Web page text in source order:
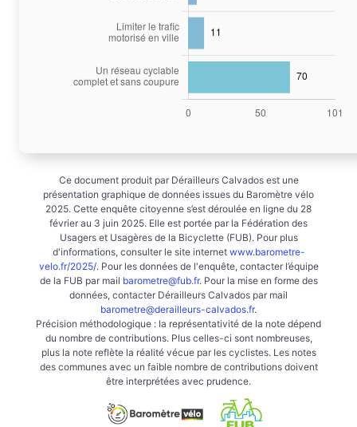
Ce document produit par Dérailleurs Calvados est une
présentation graphique de données issues du Baromètre vélo
2025. Cette enquête citoyenne s’est déroulée en ligne du 28
février au 3 juin 2025. Elle est portée par la Fédération des
Usagers et Usagères de la Bicyclette (FUB). Pour plus
d'informations, consulter le site internet www.barometre-
velo.fr/2025/. Pour les données de l'enquête, contacter l’équipe
de la FUB par mail barometre@fub.fr. Pour la mise en forme des
données, contacter Dérailleurs Calvados par mail
barometre@derailleurs-calvados.fr.
Précision méthodologique : la représentativité de la note dépend
du nombre de contributions. Plus celles-ci sont nombreuses,
plus la note reflète la réalité vécue par les cyclistes. Les notes
des communes avec un faible nombre de contributions doivent
être interprétées avec prudence.